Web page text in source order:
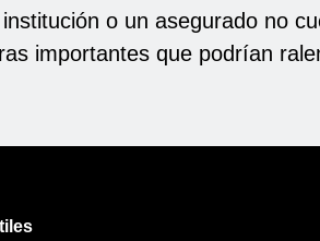
o un asegurado no
importantes que podrían